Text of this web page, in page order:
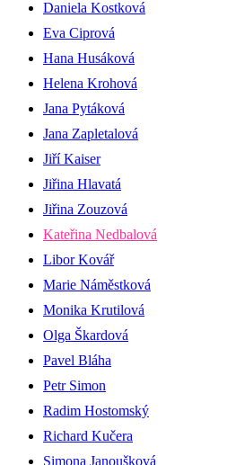
Daniela Kostková
Eva Ciprová
Hana Husáková
Helena Krohová
Jana Pytáková
Jana Zapletalová
Jiří Kaiser
Jiřina Hlavatá
Jiřina Zouzová
Kateřina Nedbalová
Libor Kovář
Marie Náměstková
Monika Krutilová
Olga Škardová
Pavel Bláha
Petr Simon
Radim Hostomský
Richard Kučera
Simona Janoušková